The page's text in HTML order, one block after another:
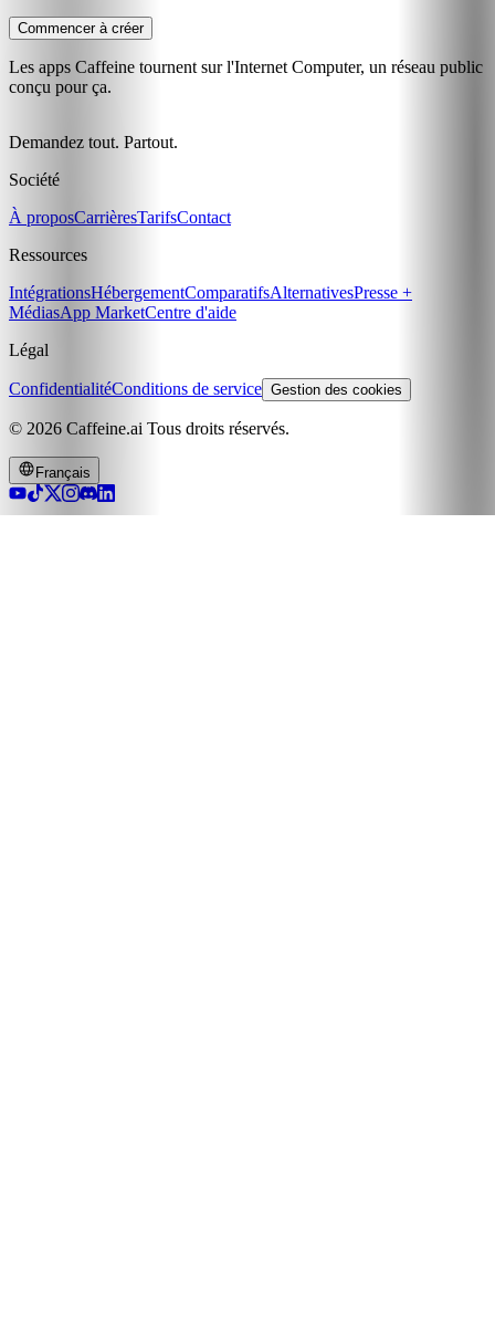
Commencer à créer
Les apps Caffeine tournent sur l'Internet Computer, un réseau public
conçu pour ça.
Demandez tout. Partout.
Société
À proposCarrièresTarifsContact
Ressources
IntégrationsHébergementComparatifsAlternativesPresse +
MédiasApp MarketCentre d'aide
Légal
ConfidentialitéConditions de service Gestion des cookies
© 2026 Caffeine.ai Tous droits réservés.
Français